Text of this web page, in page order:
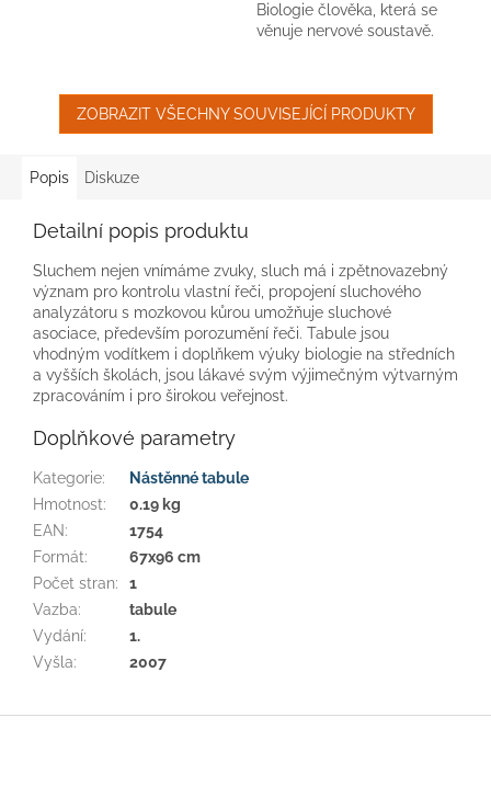
Biologie člověka, která se
věnuje nervové soustavě.
ZOBRAZIT VŠECHNY SOUVISEJÍCÍ PRODUKTY
Popis Diskuze
Detailní popis produktu
Sluchem nejen vnímáme zvuky, sluch má i zpětnovazebný
význam pro kontrolu vlastní řeči, propojení sluchového
analyzátoru s mozkovou kůrou umožňuje sluchové
asociace, především porozumění řeči. Tabule jsou
vhodným vodítkem i doplňkem výuky biologie na středních
a vyšších školách, jsou lákavé svým výjimečným výtvarným
zpracováním i pro širokou veřejnost.
Doplňkové parametry
Kategorie:
Nástěnné tabule
Hmotnost:
0.19 kg
EAN:
1754
Formát:
67x96 cm
Počet stran:
1
Vazba:
tabule
Vydání:
1.
Vyšla: 2007